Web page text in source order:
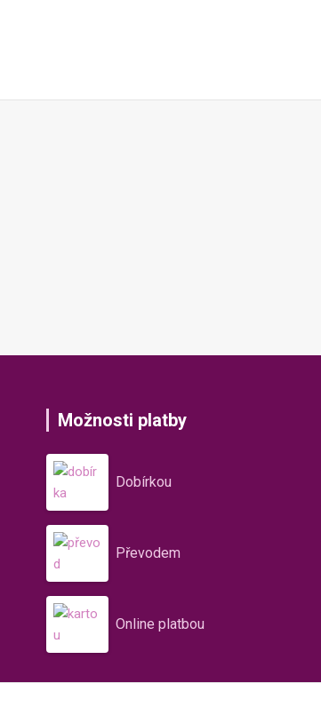
Možnosti platby
Dobírkou
Převodem
Online platbou